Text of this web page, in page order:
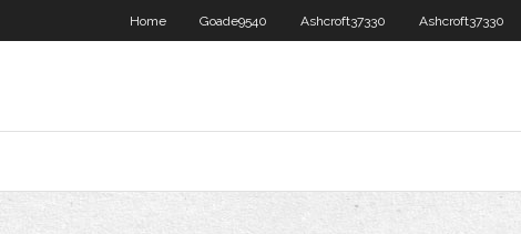
Home Goade9540 Ashcroft37330 Ashcroft37330